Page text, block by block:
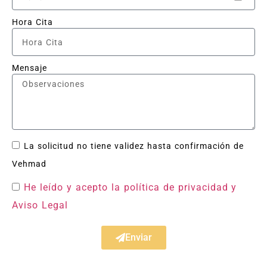
Hora Cita
Mensaje
La solicitud no tiene validez hasta confirmación de
Vehmad
He leído y acepto la política de privacidad y
Aviso Legal
Enviar